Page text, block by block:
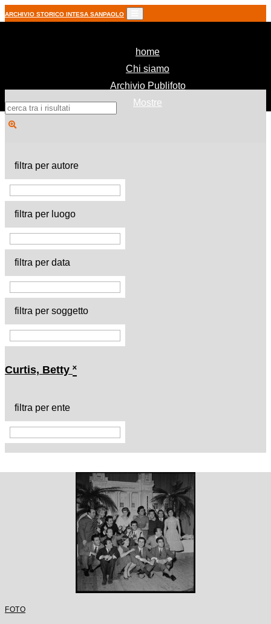
ARCHIVIO STORICO INTESA SANPAOLO
home(current)
Chi siamo
Archivio Publifoto
Mostre
filtra per autore
filtra per luogo
filtra per data
filtra per soggetto
Curtis, Betty ˟
filtra per ente
FOTO